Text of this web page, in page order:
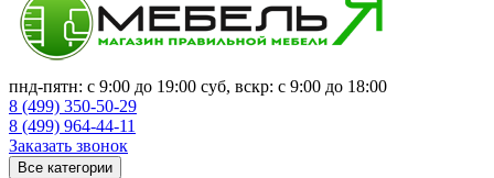
пнд-пятн: с 9:00 до 19:00 суб, вскр: с 9:00 до 18:00
8 (499) 350-50-29
8 (499) 964-44-11
Заказать звонок
Все категории